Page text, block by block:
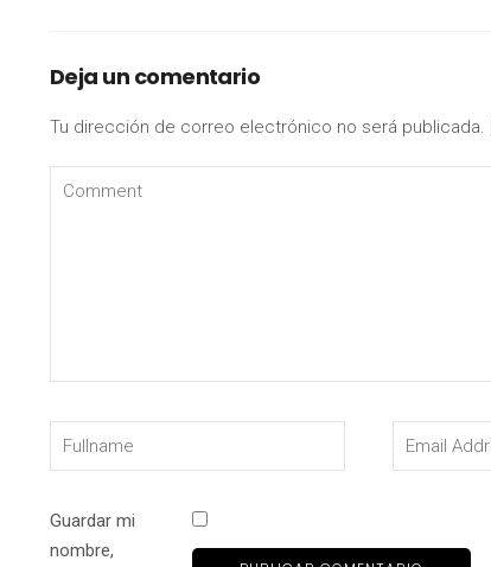
Deja un comentario
Tu dirección de correo electrónico no será publicada.
Guardar mi
nombre,